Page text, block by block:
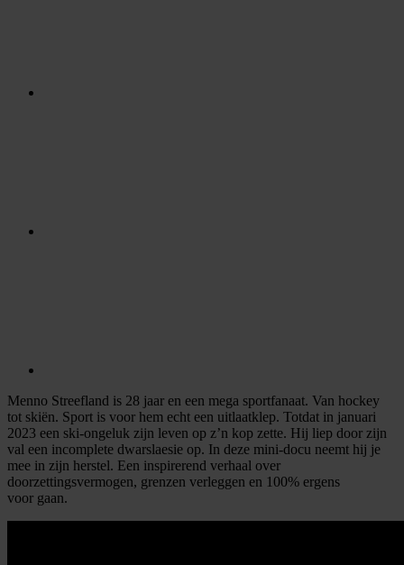
Menno Streefland is 28 jaar en een mega sportfanaat. Van hockey
tot skiën. Sport is voor hem echt een uitlaatklep. Totdat in januari
2023 een ski-ongeluk zijn leven op z’n kop zette. Hij liep door zijn
val een incomplete dwarslaesie op. In deze mini-docu neemt hij je
mee in zijn herstel. Een inspirerend verhaal over
doorzettingsvermogen, grenzen verleggen en 100% ergens
voor gaan.